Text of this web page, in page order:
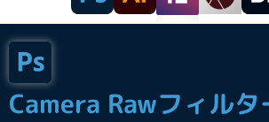
Camera Rawフィル